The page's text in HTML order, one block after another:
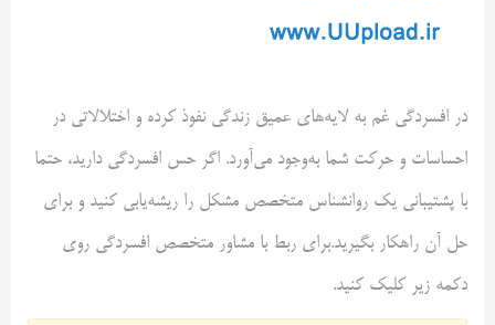
در افسردگی غم به لایه‌های عمیق زندگی نفوذ کرده و اختلالاتی در
احساسات و حرکت شما به‌وجود می‌آورد. اگر حس افسردگی دارید، حتما
با پشتیبانی یک روانشناس متخصص مشکل را ریشه‌یابی کنید و برای
حل آن راهکار بگیرید.برای ربط با مشاور متخصص افسردگی روی
دکمه زیر کلیک کنید.